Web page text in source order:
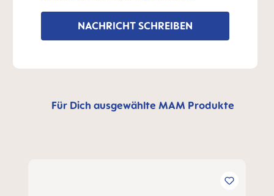
NACHRICHT SCHREIBEN
Für Dich ausgewählte MAM Produkte